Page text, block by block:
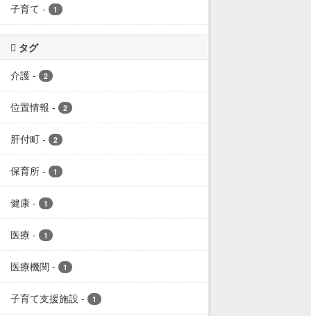
子育て - 1
タグ
介護 - 2
位置情報 - 2
肝付町 - 2
保育所 - 1
健康 - 1
医療 - 1
医療機関 - 1
子育て支援施設 - 1